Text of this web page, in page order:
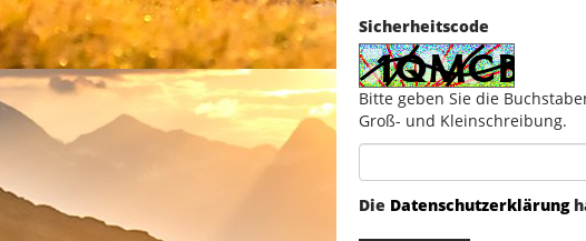
Sicherheitscode
Bitte geben Sie die
Groß- und Kleinschreibung.
Die Datenschutzerklärung